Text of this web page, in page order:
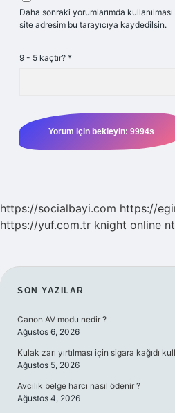
Daha sonraki yorumlarımda
site adresim bu tarayıcıya kaydedilsin.
9 - 5 kaçtır? *
https://socialbayi.com https://
https://yuf.com.tr knight online
SIDEBAR
SON YAZILAR
Canon AV modu nedir ?
Ağustos 6, 2026
Kulak zarı yırtılması için sigara kağıdı
Ağustos 5, 2026
Avcılık belge harcı nasıl ödenir ?
Ağustos 4, 2026